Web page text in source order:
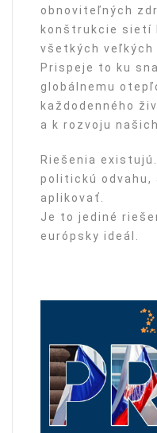
obnoviteľných
konštrukcie sietí
všetkých veľkých
Prispeje to ku
globálnemu
každodenného
a k rozvoju
Riešenia
politickú odvahu,
aplikovať.
Je to jediné
európsky ideál.